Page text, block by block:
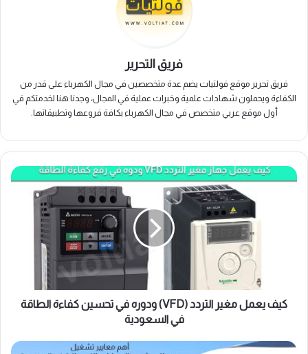
فريق التحرير
فريق تحرير موقع فولتيات يضم عدة متخصصين في مجال الكهرباء على قدر من
الكفاءة ويحملون شهادات علمية وخبرات عملية في المجال، وجدنا هنا لخدمتكم في
أول موقع عربي متخصص في مجال الكهرباء بكافة فروعها وتطبيقاتها.
كيف
الطاقة
كيف يعمل مغير التردد (VFD) ودوره في تحسين كفاءة الطاقة
في السعودية
محطات